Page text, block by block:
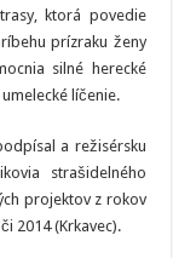
ktorá povedie
prízraku ženy
silné herecké
líčenie.
a režisérsku
strašidelného
projektov z rokov
2014 (Krkavec).